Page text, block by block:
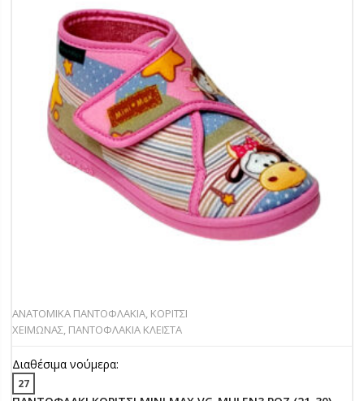
ΑΝΑΤΟΜΙΚΑ ΠΑΝΤΟΦΛΑΚΙΑ, ΚΟΡΙΤΣΙ
ΧΕΙΜΩΝΑΣ, ΠΑΝΤΟΦΛΑΚΙΑ ΚΛΕΙΣΤΑ
Διαθέσιμα νούμερα:
27